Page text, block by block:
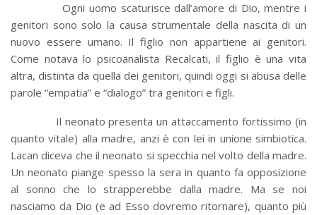
Ogni uomo scaturisce dall’amore di Dio, mentre i
genitori sono solo la causa strumentale della nascita di un
nuovo essere umano. Il figlio non appartiene ai genitori.
Come notava lo psicoanalista Recalcati, il figlio è una vita
altra, distinta da quella dei genitori, quindi oggi si abusa delle
parole “empatia” e “dialogo” tra genitori e figli.
Il neonato presenta un attaccamento fortissimo (in
quanto vitale) alla madre, anzi è con lei in unione simbiotica.
Lacan diceva che il neonato si specchia nel volto della madre.
Un neonato piange spesso la sera in quanto fa opposizione
al sonno che lo strapperebbe dalla madre. Ma se noi
nasciamo da Dio (e ad Esso dovremo ritornare), quanto più